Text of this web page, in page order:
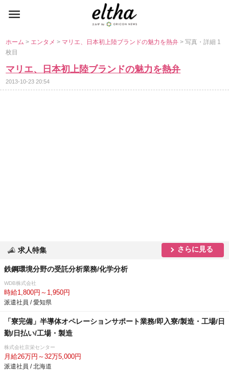
ホーム> エンタメ> マリエ、日本初上陸ブランドの魅力を熱弁> 写真・詳細 1
枚目
マリエ、日本初上陸ブランドの魅力を熱弁
2013-10-23 20:54
求人特集 さらに見る
鉄鋼環境分野の受託分析業務/化学分析
WDB株式会社
時給1,800円～1,950円
派遣社員 / 愛知県
「寮完備」半導体オペレーションサポート業務/即入寮/製造・工場/日
勤/日払い/工場・製造
株式会社京栄センター
月給26万円～32万5,000円
派遣社員 / 北海道